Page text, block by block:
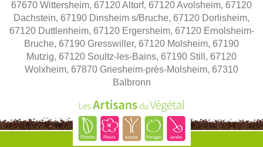
67670 Wittersheim, 67120 Altorf, 67120 Avolsheim, 67120
Dachstein, 67190 Dinsheim s/Bruche, 67120 Dorlisheim,
67120 Duttlenheim, 67120 Ergersheim, 67120 Ernolsheim-
Bruche, 67190 Gresswiller, 67120 Molsheim, 67190
Mutzig, 67120 Soultz-les-Bains, 67190 Still, 67120
Wolxheim, 67870 Griesheim-près-Molsheim, 67310
Balbronn